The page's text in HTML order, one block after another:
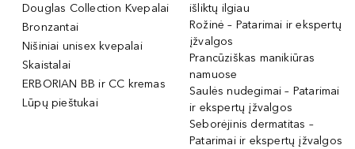
Douglas Collection Kvepalai
Bronzantai
Nišiniai unisex kvepalai
Skaistalai
ERBORIAN BB ir CC kremas
Lūpų pieštukai
išliktų ilgiau
Rožinė – Patarimai ir ekspertų
įžvalgos
Prancūziškas manikiūras
namuose
Saulės nudegimai – Patarimai
ir ekspertų įžvalgos
Seborėjinis dermatitas –
Patarimai ir ekspertų įžvalgos